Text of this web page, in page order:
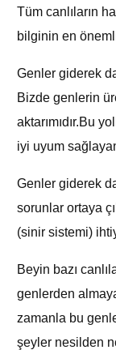
Tüm canlıların
bilginin en
Genler giderek
Bizde genlerin
aktarımıdır.Bu
iyi uyum
Genler giderek
sorunlar ortaya
(sinir sistemi)
Beyin bazı
genlerden
zamanla bu
şeyler nesilden